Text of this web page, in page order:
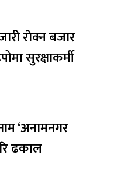
रोक्न बजार
सुरक्षाकर्मी
‘अनामनगर
ढकाल